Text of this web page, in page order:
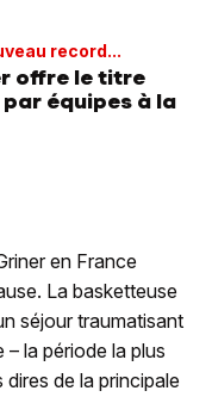
record...
offre le titre
équipes à la
en France
La basketteuse
séjour traumatisant
la période la plus
de la principale